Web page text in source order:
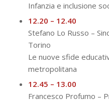
Infanzia e inclusione
12.20 – 12.40
Stefano Lo Russo –
Torino
Le nuove sfide
metropolitana
12.45 – 13.00
Francesco Profumo –